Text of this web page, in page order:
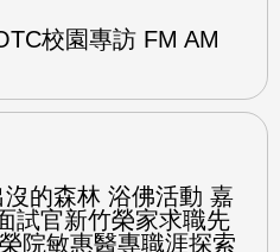
校園專訪 FM AM
的森林 浴佛活動 嘉
試官新竹榮家求職先
院敏惠醫專職涯探索